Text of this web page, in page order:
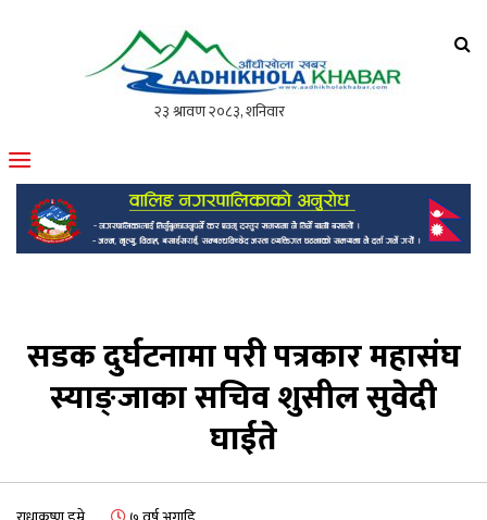
मोफसलकै लोकप्रिय अनलाइन पत्रिका
सडक दुर्घटनामा परी पत्रकार महासंघ
स्याङ्जाका सचिव शुसील सुवेदी
घाईते